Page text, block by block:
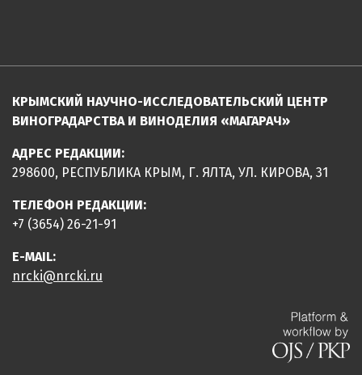
КРЫМСКИЙ НАУЧНО-ИССЛЕДОВАТЕЛЬСКИЙ ЦЕНТР
ВИНОГРАДАРСТВА И ВИНОДЕЛИЯ «МАГАРАЧ»
АДРЕС РЕДАКЦИИ:
298600, РЕСПУБЛИКА КРЫМ, Г. ЯЛТА, УЛ. КИРОВА, 31
ТЕЛЕФОН РЕДАКЦИИ:
+7 (3654) 26-21-91
E-MAIL:
nrcki@nrcki.ru